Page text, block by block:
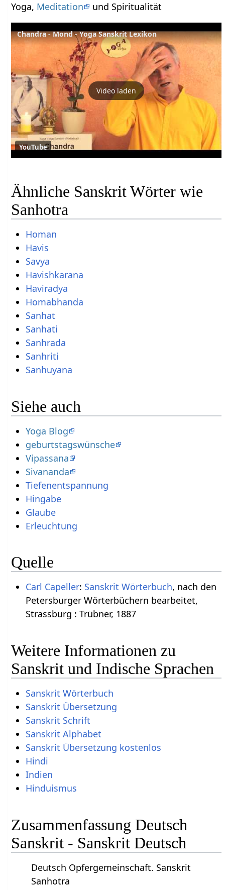
Yoga, Meditation und Spiritualität
Chandra - Mond - Yoga Sanskrit Lexikon
Video laden
YouTube
Ähnliche Sanskrit Wörter wie
Sanhotra
Homan
Havis
Savya
Havishkarana
Haviradya
Homabhanda
Sanhat
Sanhati
Sanhrada
Sanhriti
Sanhuyana
Siehe auch
Yoga Blog
geburtstagswünsche
Vipassana
Sivananda
Tiefenentspannung
Hingabe
Glaube
Erleuchtung
Quelle
Carl Capeller: Sanskrit Wörterbuch, nach den
Petersburger Wörterbüchern bearbeitet,
Strassburg : Trübner, 1887
Weitere Informationen zu
Sanskrit und Indische Sprachen
Sanskrit Wörterbuch
Sanskrit Übersetzung
Sanskrit Schrift
Sanskrit Alphabet
Sanskrit Übersetzung kostenlos
Hindi
Indien
Hinduismus
Zusammenfassung Deutsch
Sanskrit - Sanskrit Deutsch
Deutsch Opfergemeinschaft. Sanskrit
Sanhotra